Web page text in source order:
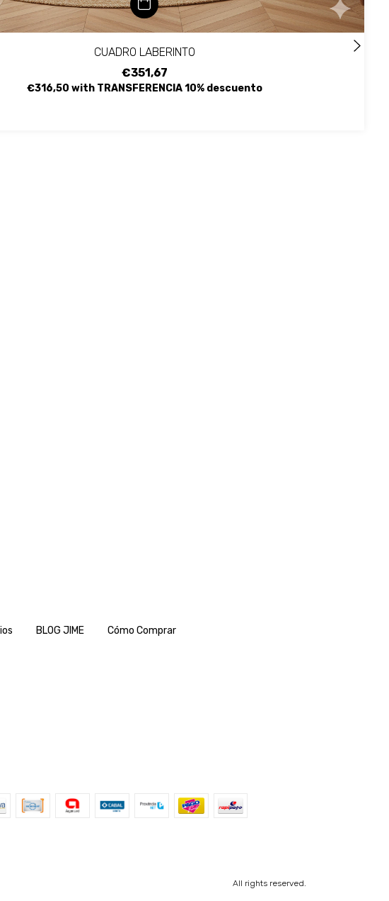
CUADRO LABERINTO
€351,67
€316,50 with TRANSFERENCIA 10% descuento
BLOG JIME Cómo Comprar
All rights reserved.